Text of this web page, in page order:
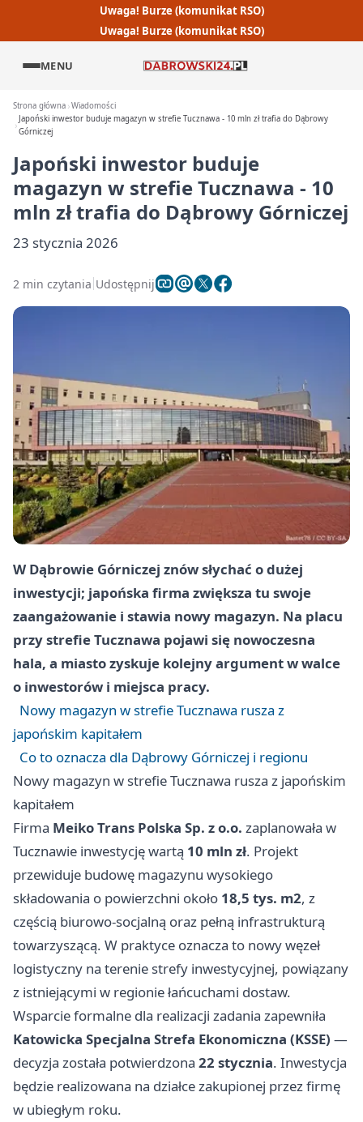
Uwaga! Burze (komunikat RSO)
Uwaga! Burze (komunikat RSO)
MENU
Strona główna Wiadomości
Japoński inwestor buduje magazyn w strefie Tucznawa - 10 mln zł trafia do Dąbrowy
Górniczej
Japoński inwestor buduje
magazyn w strefie Tucznawa - 10
mln zł trafia do Dąbrowy Górniczej
23 stycznia 2026
2 min czytania Udostępnij
W Dąbrowie Górniczej znów słychać o dużej
inwestycji; japońska firma zwiększa tu swoje
zaangażowanie i stawia nowy magazyn. Na placu
przy strefie Tucznawa pojawi się nowoczesna
hala, a miasto zyskuje kolejny argument w walce
o inwestorów i miejsca pracy.
Nowy magazyn w strefie Tucznawa rusza z
japońskim kapitałem
Co to oznacza dla Dąbrowy Górniczej i regionu
Nowy magazyn w strefie Tucznawa rusza z japońskim
kapitałem
Firma Meiko Trans Polska Sp. z o.o. zaplanowała w
Tucznawie inwestycję wartą 10 mln zł. Projekt
przewiduje budowę magazynu wysokiego
składowania o powierzchni około 18,5 tys. m2, z
częścią biurowo-socjalną oraz pełną infrastrukturą
towarzyszącą. W praktyce oznacza to nowy węzeł
logistyczny na terenie strefy inwestycyjnej, powiązany
z istniejącymi w regionie łańcuchami dostaw.
Wsparcie formalne dla realizacji zadania zapewniła
Katowicka Specjalna Strefa Ekonomiczna (KSSE) —
decyzja została potwierdzona 22 stycznia. Inwestycja
będzie realizowana na działce zakupionej przez firmę
w ubiegłym roku.